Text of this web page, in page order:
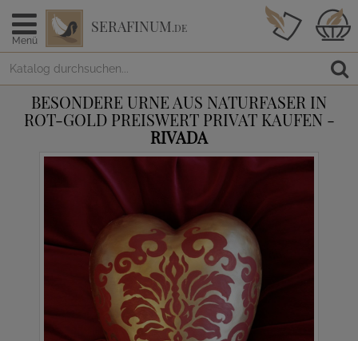
Menü
SERAFINUM.DE
BESONDERE URNE AUS NATURFASER IN
ROT-GOLD PREISWERT PRIVAT KAUFEN -
RIVADA